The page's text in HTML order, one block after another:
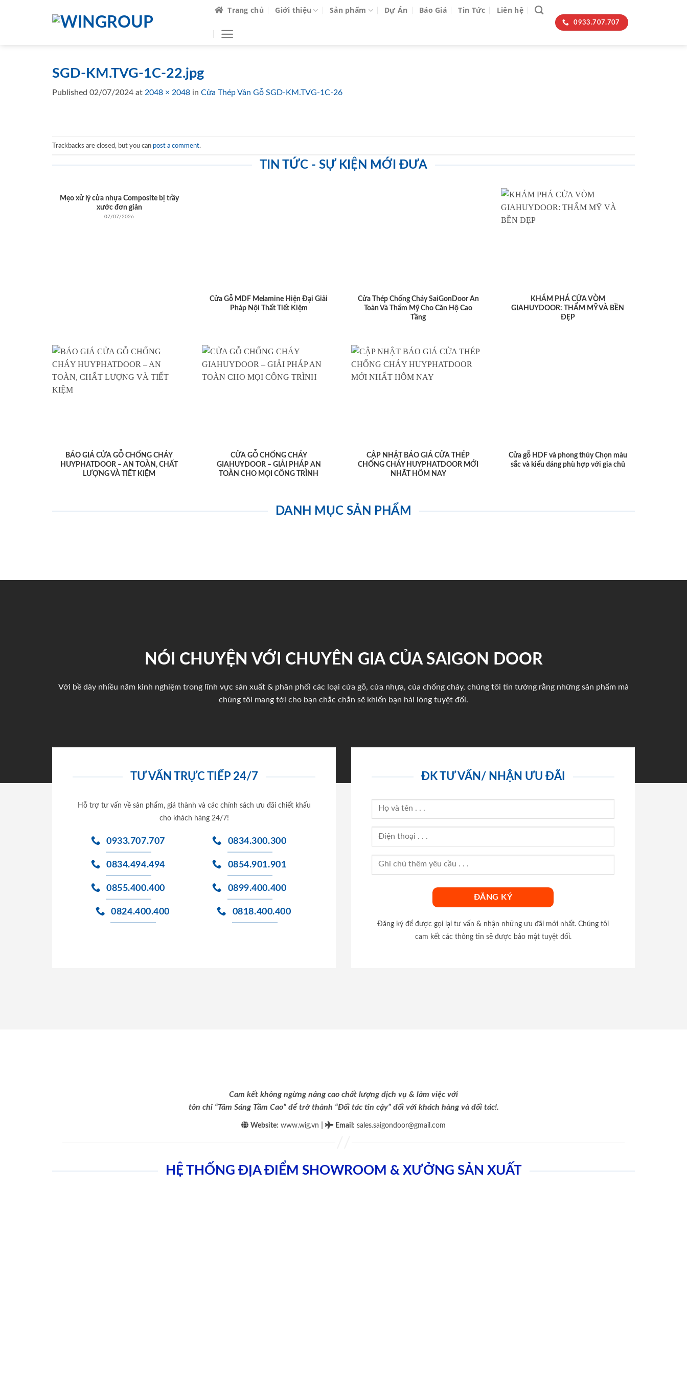
Trang chủ Giới thiệu Sản phẩm Dự Án Báo Giá Tin Tức Liên hệ
0933.707.707
SGD-KM.TVG-1C-22.jpg
Published 02/07/2024 at 2048 × 2048 in Cửa Thép Vân Gỗ SGD-KM.TVG-1C-26
Trackbacks are closed, but you can post a comment.
TIN TỨC - SỰ KIỆN MỚI ĐƯA
Mẹo xử lý cửa nhựa Composite bị trầy
xước đơn giản
07/07/2026
Cửa Gỗ MDF Melamine Hiện Đại Giải
Pháp Nội Thất Tiết Kiệm
Cửa Thép Chống Cháy SaiGonDoor An
Toàn Và Thẩm Mỹ Cho Căn Hộ Cao
Tầng
KHÁM PHÁ CỬA VÒM
GIAHUYDOOR: THẨM MỸ VÀ BỀN
ĐẸP
BÁO GIÁ CỬA GỖ CHỐNG CHÁY
HUYPHATDOOR – AN TOÀN, CHẤT
LƯỢNG VÀ TIẾT KIỆM
CỬA GỖ CHỐNG CHÁY
GIAHUYDOOR – GIẢI PHÁP AN
TOÀN CHO MỌI CÔNG TRÌNH
CẬP NHẬT BÁO GIÁ CỬA THÉP
CHỐNG CHÁY HUYPHATDOOR MỚI
NHẤT HÔM NAY
Cửa gỗ HDF và phong thủy Chọn màu
sắc và kiểu dáng phù hợp với gia chủ
DANH MỤC SẢN PHẨM
NÓI CHUYỆN VỚI CHUYÊN GIA CỦA SAIGON DOOR
Với bề dày nhiều năm kinh nghiệm trong lĩnh vực sản xuất & phân phối các loại cửa gỗ, cửa nhựa, của chống cháy, chúng tôi tin tưởng rằng những sản phẩm mà
chúng tôi mang tới cho bạn chắc chắn sẽ khiến bạn hài lòng tuyệt đối.
TƯ VẤN TRỰC TIẾP 24/7
Hỗ trợ tư vấn về sản phẩm, giá thành và các chính sách ưu đãi chiết khấu
cho khách hàng 24/7!
0933.707.707
0834.494.494
0855.400.400
0824.400.400
0834.300.300
0854.901.901
0899.400.400
0818.400.400
ĐK TƯ VẤN/ NHẬN ƯU ĐÃI
Đăng ký để được gọi lại tư vấn & nhận những ưu đãi mới nhất. Chúng tôi
cam kết các thông tin sẽ được bảo mật tuyệt đối.
Cam kết không ngừng nâng cao chất lượng dịch vụ & làm việc với
tôn chỉ “Tâm Sáng Tầm Cao” để trở thành “Đối tác tin cậy” đối với khách hàng và đối tác!.
Website: www.wig.vn Email : sales.saigondoor@gmail.com
HỆ THỐNG ĐỊA ĐIỂM SHOWROOM & XƯỞNG SẢN XUẤT